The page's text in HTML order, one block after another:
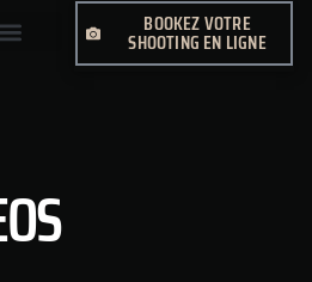
BOOKEZ VOTRE
SHOOTING EN LIGNE